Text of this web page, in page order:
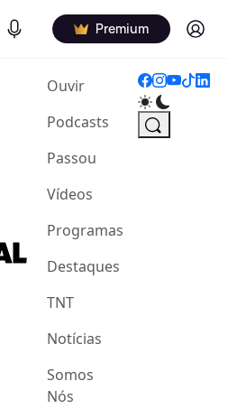
Podcasts Premium Log in
Ouvir(current)
Podcasts
Passou
Vídeos
Programas
Destaques
TNT
Notícias
Somos
Nós